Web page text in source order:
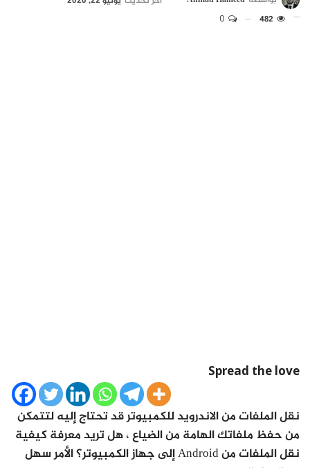
Spread the love
نقل الملفات من الاندرويد للكمبيوتر قد تحتاج إليه لتتمكن
من حفظ ملفاتك الهامة من الضياع ، هل تريد معرفة كيفية
نقل الملفات من Android إلى جهاز الكمبيوتر؟ الأمر سهل